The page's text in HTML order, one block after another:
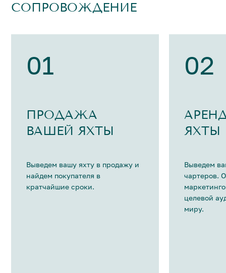
СОПРОВОЖДЕНИЕ
01
ПРОДАЖА
ВАШЕЙ ЯХТЫ
Выведем вашу яхту в продажу и
найдем покупателя в
кратчайшие сроки.
02
ЯХТЫ
Выведем
чартеров.
целевой
миру.